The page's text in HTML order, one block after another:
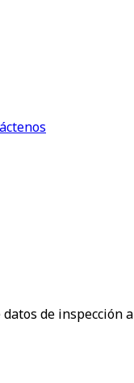
de inspección a